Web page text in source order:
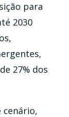
para
2030
27% dos
cenário,